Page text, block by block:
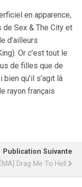
en apparence,
de Sex & The City et
d’ailleurs
Or c’est tout le
de filles que de
qu’il s’agit là
rayon français
Publication Suivante
Drag Me To Hell